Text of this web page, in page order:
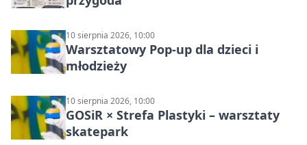
10 sierpnia 2026, 10:00
Warsztatowy Pop-up dla dzieci i
młodzieży
10 sierpnia 2026, 10:00
GOSiR × Strefa Plastyki – warsztaty
skatepark